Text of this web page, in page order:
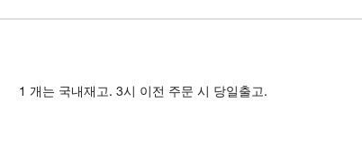
1 개는 국내재고. 3시 이전 주문 시 당일출고.